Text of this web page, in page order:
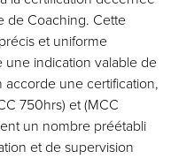
de Coaching. Cette
et uniforme
une indication valable de
une certification,
750hrs) et (MCC
un nombre préétabli
et de supervision